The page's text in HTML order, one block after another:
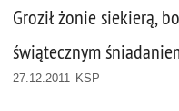
Groził żonie siekierą,
świątecznym
27.12.2011 KSP